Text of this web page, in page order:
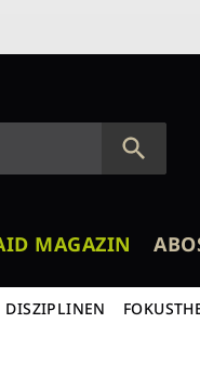
MAGAZIN
DISZIPLINEN